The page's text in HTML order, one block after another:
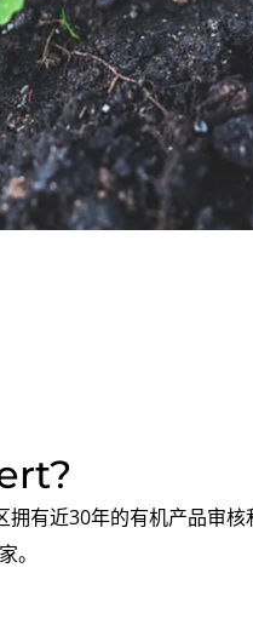
有近30年的有机产品审核
。